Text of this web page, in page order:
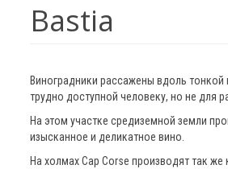
Bastia
Виноградники рассажены вдоль тонкой
трудно доступной человеку, но не для
На этом участке средиземной земли
изысканное и деликатное вино.
На холмах Cap Corse производят так же